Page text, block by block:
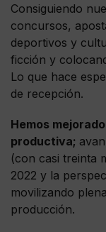
Consiguiendo
concursos,
deportivos y
ficción y
Lo que hace
de recepción.
Hemos
productiva;
(con casi treinta
2022 y la
movilizando
producción.